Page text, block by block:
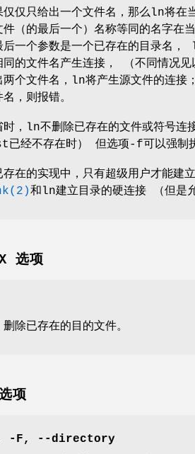
仅仅只给出一个文件名，那么ln将在
件（的最后一个）名称等同的名字在
后一个参数是一个已存在的目录名
同的文件名产生连接， （不同情
两个文件名，ln将产生源文件的连接
，则报错。
时，ln不删除已存在的文件或符号连
已经不存在时） 但选项-f可以强制执
存在的实现中，只有超级用户才能
和ln建立目录的硬连接 （但是
选项
删除已存在的目的文件。
项
-F, --directory